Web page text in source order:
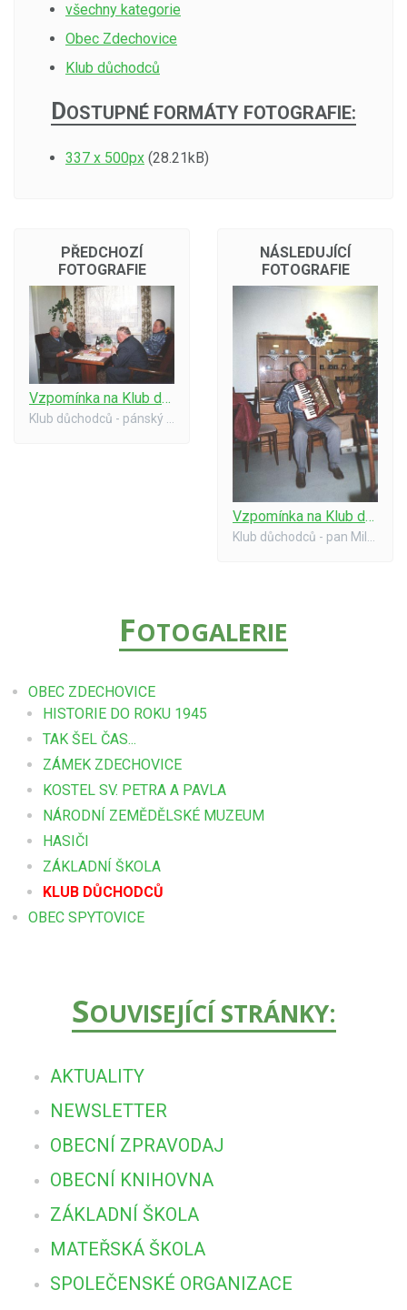
všechny kategorie
Obec Zdechovice
Klub důchodců
DOSTUPNÉ FORMÁTY FOTOGRAFIE:
337 x 500px (28.21kB)
PŘEDCHOZÍ
FOTOGRAFIE
Vzpomínka na Klub důchodců z r. 1998 - Pánský koutek
NÁSLEDUJÍCÍ
FOTOGRAFIE
Vzpomínka na Klub důchodců z r. 1998 - pan Krajíček hraje pro radost
FOTOGALERIE
OBEC ZDECHOVICE
HISTORIE DO ROKU 1945
TAK ŠEL ČAS...
ZÁMEK ZDECHOVICE
KOSTEL SV. PETRA A PAVLA
NÁRODNÍ ZEMĚDĚLSKÉ MUZEUM
HASIČI
ZÁKLADNÍ ŠKOLA
KLUB DŮCHODCŮ
OBEC SPYTOVICE
SOUVISEJÍCÍ STRÁNKY:
AKTUALITY
NEWSLETTER
OBECNÍ ZPRAVODAJ
OBECNÍ KNIHOVNA
ZÁKLADNÍ ŠKOLA
MATEŘSKÁ ŠKOLA
SPOLEČENSKÉ ORGANIZACE